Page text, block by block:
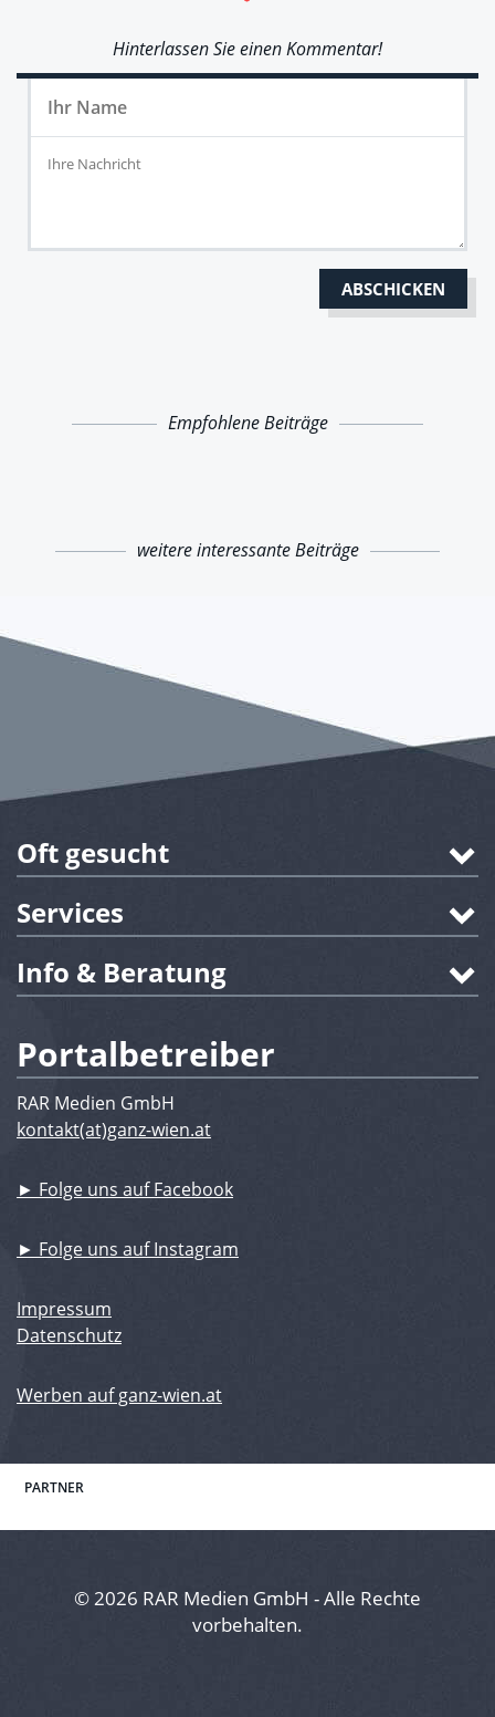
Hinterlassen Sie einen Kommentar!
Empfohlene Beiträge
weitere interessante Beiträge
Oft gesucht
Services
Info & Beratung
Portalbetreiber
RAR Medien GmbH
kontakt(at)ganz-wien.at
► Folge uns auf Facebook
► Folge uns auf Instagram
Impressum
Datenschutz
Werben auf ganz-wien.at
PARTNER
© 2026 RAR Medien GmbH - Alle Rechte
vorbehalten.